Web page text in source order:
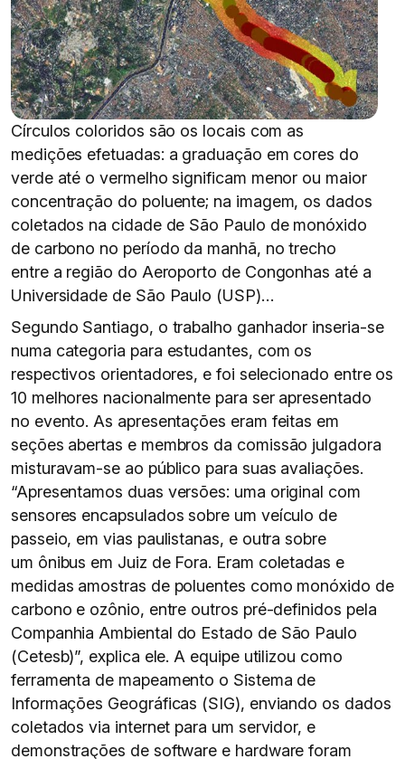
Círculos coloridos são os locais com as
medições efetuadas: a graduação em cores do
verde até o vermelho significam menor ou maior
concentração do poluente; na imagem, os dados
coletados na cidade de São Paulo de monóxido
de carbono no período da manhã, no trecho
entre a região do Aeroporto de Congonhas até a
Universidade de São Paulo (USP)…
Segundo Santiago, o trabalho ganhador inseria-se
numa categoria para estudantes, com os
respectivos orientadores, e foi selecionado entre os
10 melhores nacionalmente para ser apresentado
no evento. As apresentações eram feitas em
seções abertas e membros da comissão julgadora
misturavam-se ao público para suas avaliações.
“Apresentamos duas versões: uma original com
sensores encapsulados sobre um veículo de
passeio, em vias paulistanas, e outra sobre
um ônibus em Juiz de Fora. Eram coletadas e
medidas amostras de poluentes como monóxido de
carbono e ozônio, entre outros pré-definidos pela
Companhia Ambiental do Estado de São Paulo
(Cetesb)”, explica ele. A equipe utilizou como
ferramenta de mapeamento o Sistema de
Informações Geográficas (SIG), enviando os dados
coletados via internet para um servidor, e
demonstrações de software e hardware foram